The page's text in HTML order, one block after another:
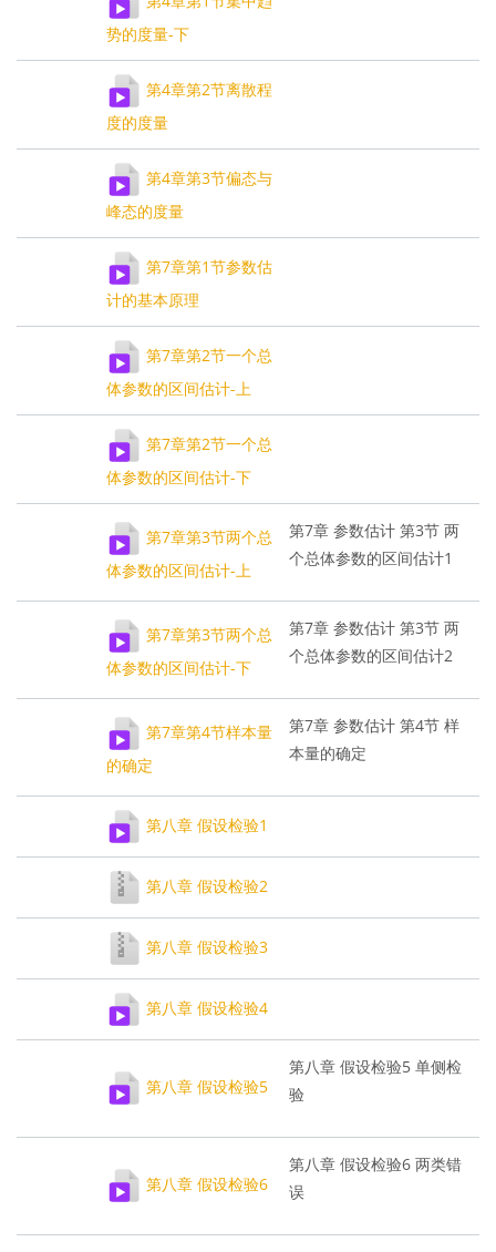
势的度量-下
第4章第2节离散程
度的度量
第4章第3节偏态与
峰态的度量
第7章第1节参数估
计的基本原理
第7章第2节一个总
体参数的区间估计-上
第7章第2节一个总
体参数的区间估计-下
第7章第3节两个总
体参数的区间估计-上
第7章 参数估计 第3节 两
个总体参数的区间估计1
第7章第3节两个总
体参数的区间估计-下
第7章 参数估计 第3节 两
个总体参数的区间估计2
第7章第4节样本量
的确定
第7章 参数估计 第4节 样
本量的确定
第八章 假设检验1
第八章 假设检验2
第八章 假设检验3
第八章 假设检验4
第八章 假设检验5
第八章 假设检验5 单侧检
验
第八章 假设检验6
第八章 假设检验6 两类错
误